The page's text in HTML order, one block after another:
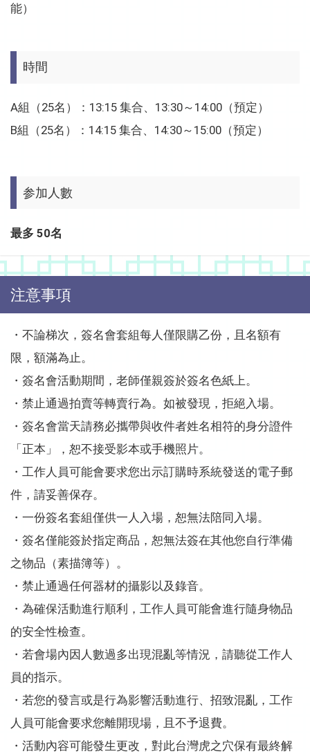
能）
時間
A組（25名）：13:15 集合、13:30～14:00（預定）
B組（25名）：14:15 集合、14:30～15:00（預定）
参加人數
最多 50名
注意事項
・不論梯次，簽名會套組每人僅限購乙份，且名額有
限，額滿為止。
・簽名會活動期間，老師僅親簽於簽名色紙上。
・禁止通過拍賣等轉賣行為。如被發現，拒絕入場。
・簽名會當天請務必攜帶與收件者姓名相符的身分證件
「正本」，恕不接受影本或手機照片。
・工作人員可能會要求您出示訂購時系統發送的電子郵
件，請妥善保存。
・一份簽名套組僅供一人入場，恕無法陪同入場。
・簽名僅能簽於指定商品，恕無法簽在其他您自行準備
之物品（素描簿等）。
・禁止通過任何器材的攝影以及錄音。
・為確保活動進行順利，工作人員可能會進行隨身物品
的安全性檢查。
・若會場內因人數過多出現混亂等情況，請聽從工作人
員的指示。
・若您的發言或是行為影響活動進行、招致混亂，工作
人員可能會要求您離開現場，且不予退費。
・活動內容可能發生更改，對此台灣虎之穴保有最終解